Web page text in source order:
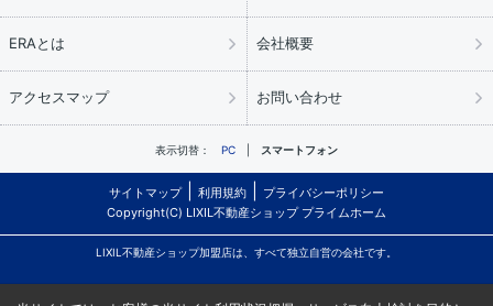
ERAとは 会社概要
アクセスマップ お問い合わせ
表示切替： PC スマートフォン
サイトマップ 利用規約
プライバシーポリシー
Copyright(C) LIXIL不動産ショップ プライムホーム
LIXIL不動産ショップ加盟店は、すべて独立自営の会社です。